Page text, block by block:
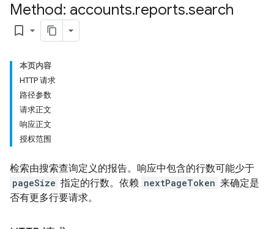
Method: accounts.reports.search
bookmark_border
本页内容
HTTP 请求
路径参数
请求正文
响应正文
授权范围
检索由搜索查询定义的报告。响应中包含的行数可能少于
pageSize 指定的行数。依赖 nextPageToken 来确定是
否有更多行要请求。